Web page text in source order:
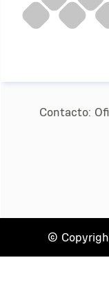
Contacto:
©